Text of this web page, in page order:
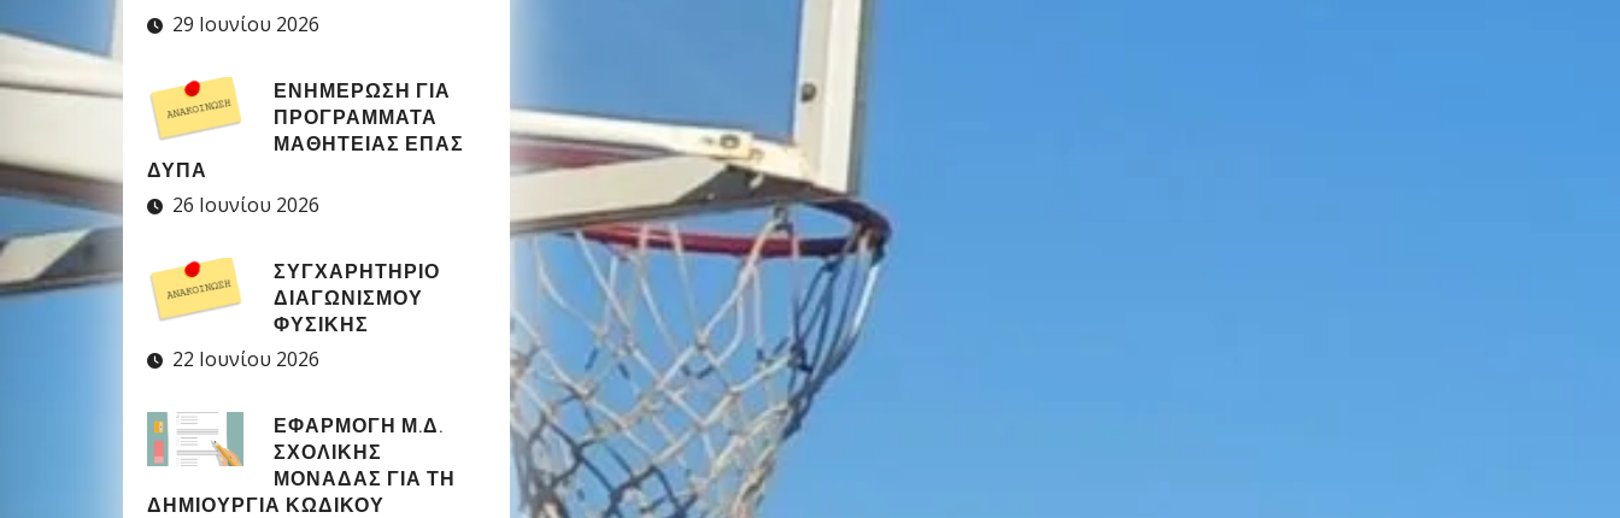
29 Ιουνίου 2026
ΕΝΗΜΕΡΩΣΗ ΓΙΑ
ΠΡΟΓΡΑΜΜΑΤΑ
ΜΑΘΗΤΕΙΑΣ ΕΠΑΣ
ΔΥΠΑ
26 Ιουνίου 2026
ΣΥΓΧΑΡΗΤΉΡΙΟ
ΔΙΑΓΩΝΙΣΜΟΎ
ΦΥΣΙΚΉΣ
22 Ιουνίου 2026
ΕΦΑΡΜΟΓΉ Μ.Δ.
ΣΧΟΛΙΚΉΣ
ΜΟΝΆΔΑΣ ΓΙΑ ΤΗ
ΔΗΜΙΟΥΡΓΊΑ ΚΩΔΙΚΟΎ